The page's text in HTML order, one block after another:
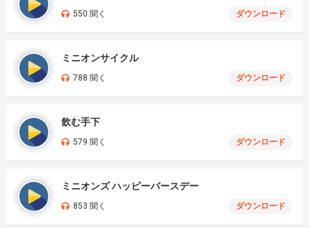
550 聞く ダウンロード
ミニオンサイクル
788 聞く ダウンロード
飲む手下
579 聞く ダウンロード
ミニオンズ ハッピーバースデー
853 聞く ダウンロード